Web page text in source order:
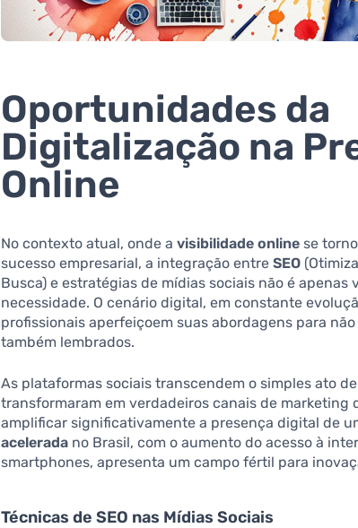
Oportunidades da
Digitalização na
Online
No contexto atual, onde avisibilidade online se
sucesso empresarial, a integração entreSEO
Busca) e estratégias de mídias sociais não é apenas
necessidade. O cenário digital, em constante
profissionais aperfeiçoem suas abordagens para
também lembrados.
As plataformas sociais transcendem o simples ato
transformaram em verdadeiros canais de marketing
amplificar significativamente a presença digital de
acelerada no Brasil, com o aumento do acesso à
smartphones, apresenta um campo fértil para
Técnicas de SEO nas Mídias Sociais